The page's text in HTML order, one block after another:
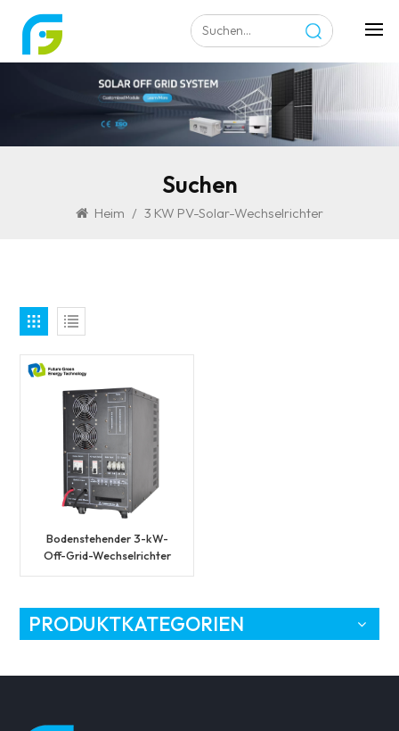
Suchen
Heim / 3 KW PV-Solar-Wechselrichter
Bodenstehender 3-kW-
Off-Grid-Wechselrichter
PRODUKTKATEGORIEN